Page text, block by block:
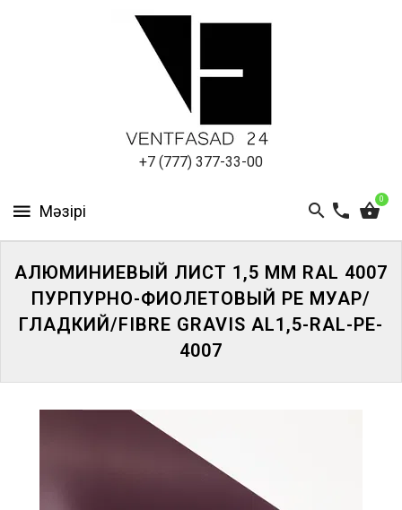
+7 (777) 377-33-00
0
ПАНЕЛИ
АЛЮМИНИЕВЫЙ ЛИСТ 1,5 ММ RAL 4007
ПУРПУРНО-ФИОЛЕТОВЫЙ PE МУАР/
ГЛАДКИЙ/FIBRE GRAVIS AL1,5-RAL-PE-
4007